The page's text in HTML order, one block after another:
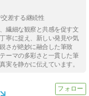
差する継続性
繊細な観察と共感を促す文
寧に捉え、新しい発見や気
さが絶妙に融合した筆致
ーマの多彩さと一貫した筆
実を静かに伝えています。